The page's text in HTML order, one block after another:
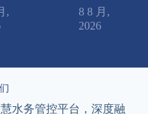
,
8 8 月,
2026
水务管控平台，深度融